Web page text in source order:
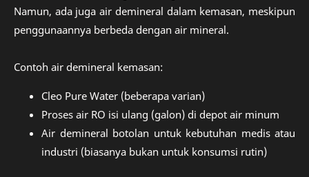
Namun, ada juga air demineral dalam kemasan, meskipun
penggunaannya berbeda dengan air mineral.
Contoh air demineral kemasan:
Cleo Pure Water (beberapa varian)
Proses air RO isi ulang (galon) di depot air minum
Air demineral botolan untuk kebutuhan medis atau
industri (biasanya bukan untuk konsumsi rutin)